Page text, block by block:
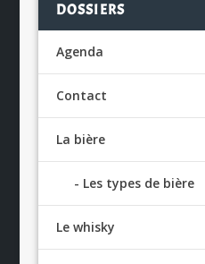
DOSSIERS
Agenda
Contact
La bière
Les types de bière
Le whisky